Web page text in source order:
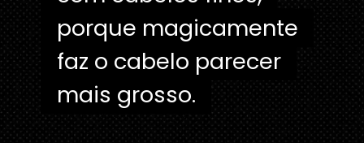
porque magicamente
faz o cabelo parecer
mais grosso.
porque magicamente
faz o cabelo parecer